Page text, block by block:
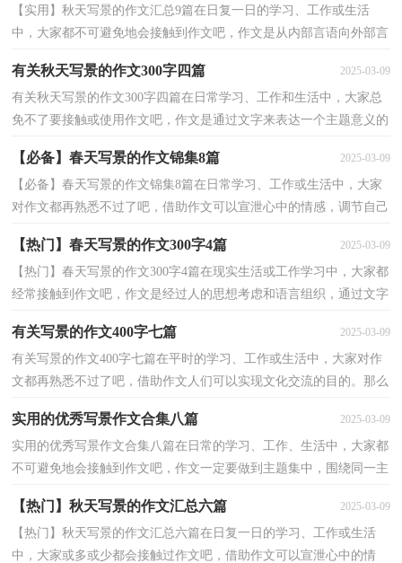
【实用】秋天写景的作文汇总9篇在日复一日的学习、工作或生活
中，大家都不可避免地会接触到作文吧，作文是从内部言语向外部言
有关秋天写景的作文300字四篇 2025-03-09
有关秋天写景的作文300字四篇在日常学习、工作和生活中，大家总
免不了要接触或使用作文吧，作文是通过文字来表达一个主题意义的
【必备】春天写景的作文锦集8篇 2025-03-09
【必备】春天写景的作文锦集8篇在日常学习、工作或生活中，大家
对作文都再熟悉不过了吧，借助作文可以宣泄心中的情感，调节自己
【热门】春天写景的作文300字4篇 2025-03-09
【热门】春天写景的作文300字4篇在现实生活或工作学习中，大家都
经常接触到作文吧，作文是经过人的思想考虑和语言组织，通过文字
有关写景的作文400字七篇 2025-03-09
有关写景的作文400字七篇在平时的学习、工作或生活中，大家对作
文都再熟悉不过了吧，借助作文人们可以实现文化交流的目的。那么
实用的优秀写景作文合集八篇 2025-03-09
实用的优秀写景作文合集八篇在日常的学习、工作、生活中，大家都
不可避免地会接触到作文吧，作文一定要做到主题集中，围绕同一主
【热门】秋天写景的作文汇总六篇 2025-03-09
【热门】秋天写景的作文汇总六篇在日复一日的学习、工作或生活
中，大家或多或少都会接触过作文吧，借助作文可以宣泄心中的情